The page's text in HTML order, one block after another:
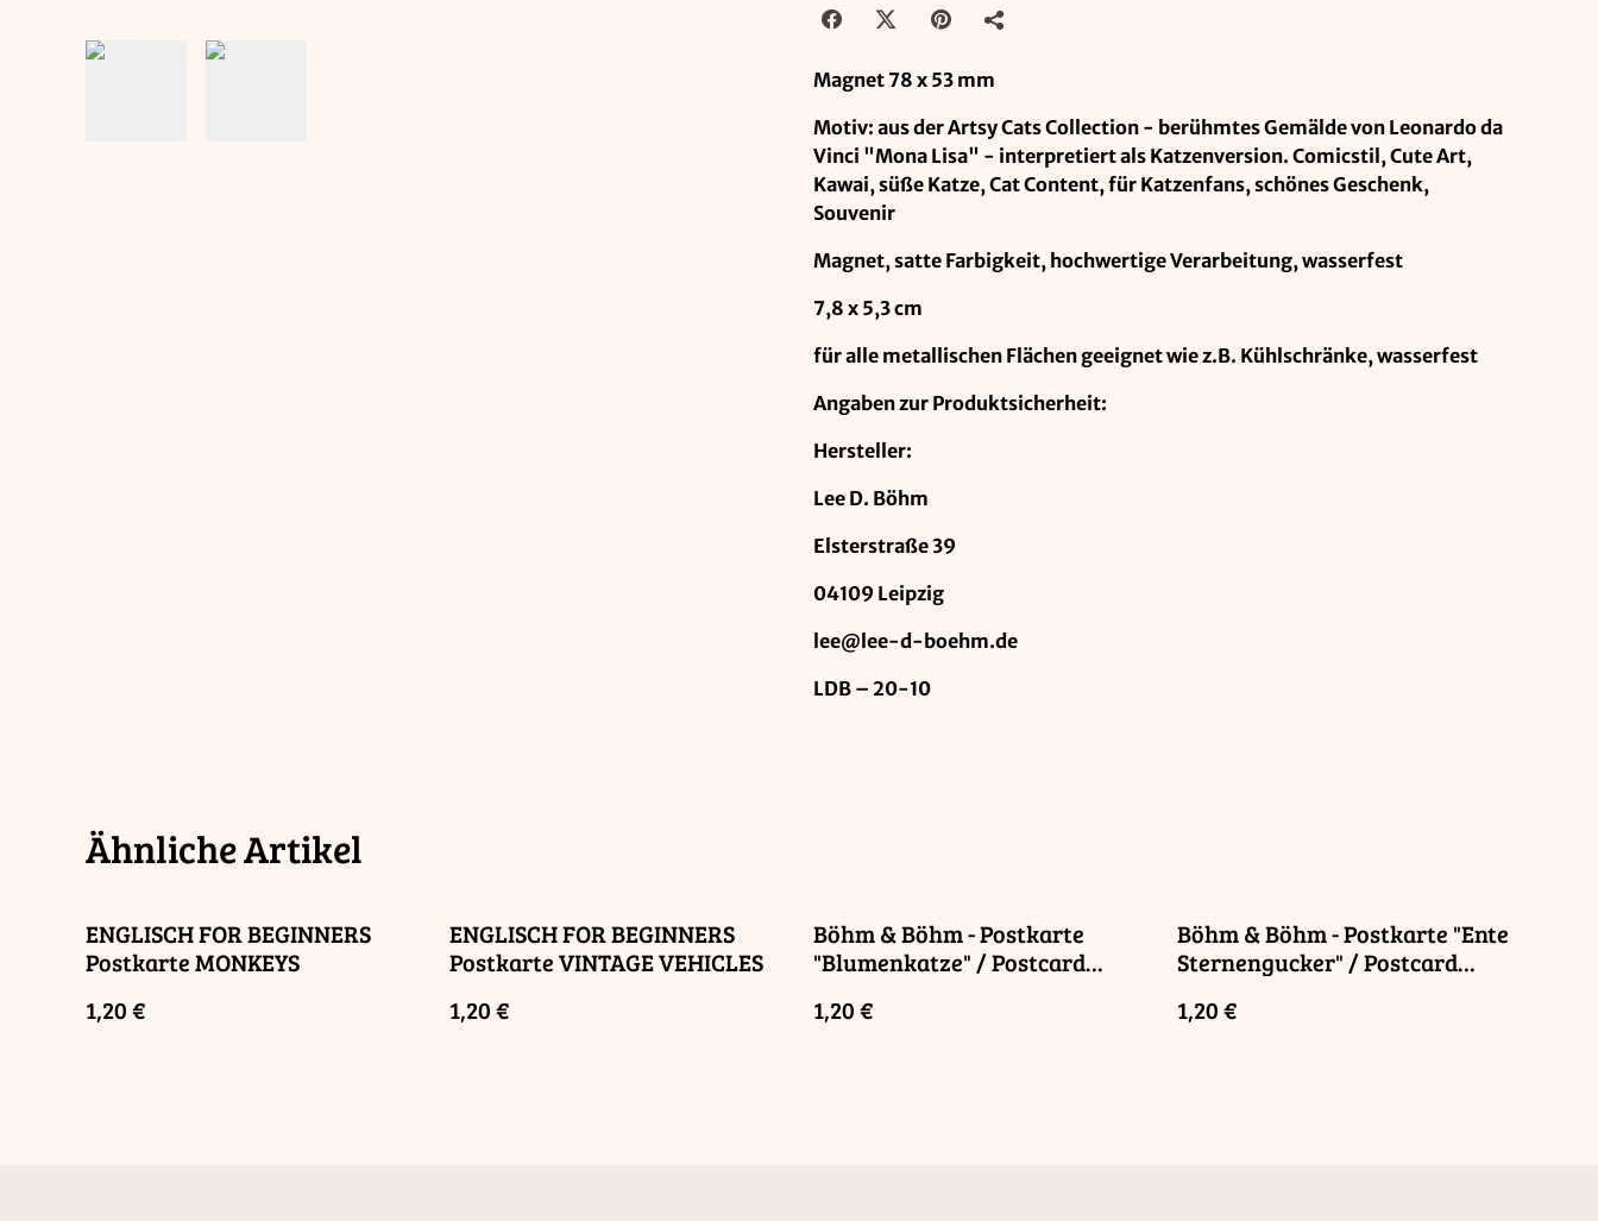
Magnet 78 x 53 mm
Motiv: aus der Artsy Cats Collection - berühmtes Gemälde von Leonardo da
Vinci "Mona Lisa" - interpretiert als Katzenversion. Comicstil, Cute Art,
Kawai, süße Katze, Cat Content, für Katzenfans, schönes Geschenk,
Souvenir
Magnet, satte Farbigkeit, hochwertige Verarbeitung, wasserfest
7,8 x 5,3 cm
für alle metallischen Flächen geeignet wie z.B. Kühlschränke, wasserfest
Angaben zur Produktsicherheit:
Hersteller:
Lee D. Böhm
Elsterstraße 39
04109 Leipzig
lee@lee-d-boehm.de
LDB – 20-10
Ähnliche Artikel
ENGLISCH FOR BEGINNERS
Postkarte MONKEYS
1,20 €
ENGLISCH FOR BEGINNERS
Postkarte VINTAGE VEHICLES
1,20 €
Böhm & Böhm - Postkarte
"Blumenkatze" / Postcard
1,20 €
Böhm & Böhm - Postkarte "Ente
Sternengucker" / Postcard
1,20 €